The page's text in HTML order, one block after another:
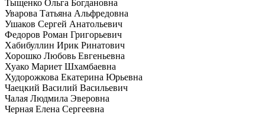
Тыщенко Ольга Богдановна
Уварова Татьяна Альфредовна
Ушаков Сергей Анатольевич
Федоров Роман Григорьевич
Хабибуллин Ирик Ринатович
Хорошко Любовь Евгеньевна
Хуако Мариет Шхамбаевна
Худорожкова Екатерина Юрьевна
Чаецкий Василий Васильевич
Чалая Людмила Эверовна
Черная Елена Сергеевна